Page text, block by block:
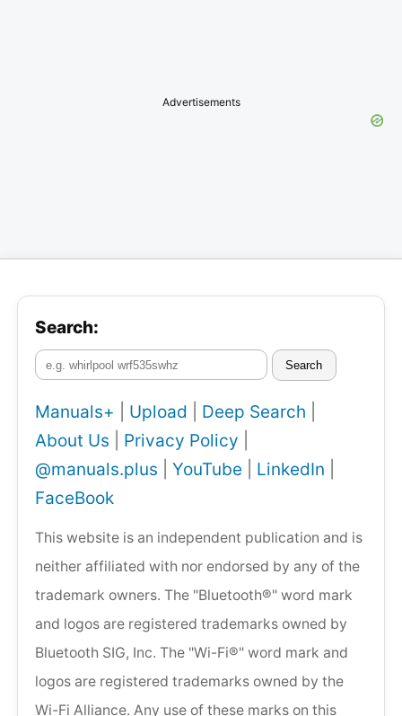
Advertisements
Search:
Search
Manuals+ Upload Deep Search
About Us
Privacy Policy
@manuals.plus
YouTube LinkedIn
FaceBook
This website is an independent publication and is
neither affiliated with nor endorsed by any of the
trademark owners. The "Bluetooth®" word mark
and logos are registered trademarks owned by
Bluetooth SIG, Inc. The "Wi-Fi®" word mark and
logos are registered trademarks owned by the
Wi-Fi Alliance. Any use of these marks on this